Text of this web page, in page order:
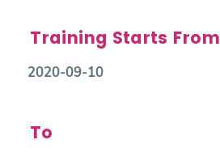
Training Starts From
2020-09-10
To